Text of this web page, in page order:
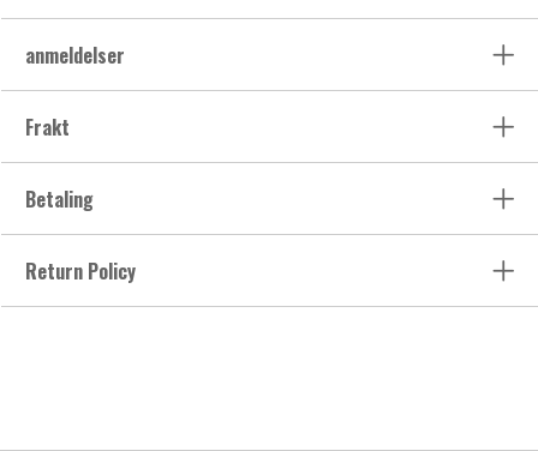
anmeldelser
Frakt
Betaling
Return Policy